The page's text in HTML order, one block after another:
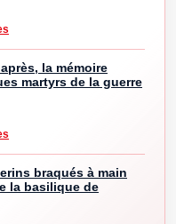
la mémoire
martyrs de la guerre
braqués à main
la basilique de